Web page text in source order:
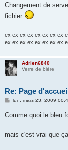
e
Changement de
fichier
ex ex ex ex ex ex ex ex
ex ex ex ex ex ex ex ex
Adrien6840
Verre de bière
Re: Page
M
s
e
lun. mars 23, 2009
Comme quoi le bleu
mais c'est vrai que